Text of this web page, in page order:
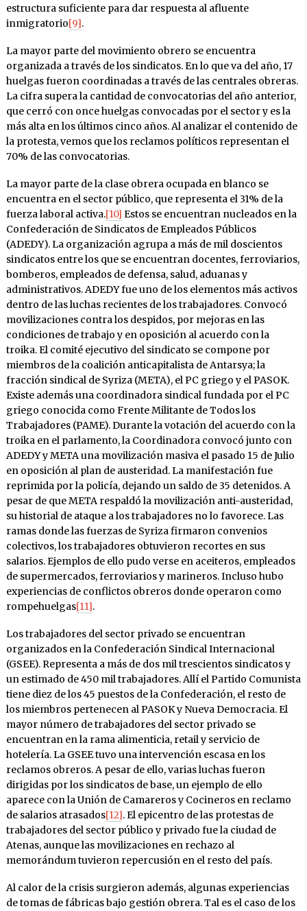
estructura suficiente para dar respuesta al afluente
inmigratorio[9].
La mayor parte del movimiento obrero se encuentra
organizada a través de los sindicatos. En lo que va del año, 17
huelgas fueron coordinadas a través de las centrales obreras.
La cifra supera la cantidad de convocatorias del año anterior,
que cerró con once huelgas convocadas por el sector y es la
más alta en los últimos cinco años. Al analizar el contenido de
la protesta, vemos que los reclamos políticos representan el
70% de las convocatorias.
La mayor parte de la clase obrera ocupada en blanco se
encuentra en el sector público, que representa el 31% de la
fuerza laboral activa.[10] Estos se encuentran nucleados en la
Confederación de Sindicatos de Empleados Públicos
(ADEDY). La organización agrupa a más de mil doscientos
sindicatos entre los que se encuentran docentes, ferroviarios,
bomberos, empleados de defensa, salud, aduanas y
administrativos. ADEDY fue uno de los elementos más activos
dentro de las luchas recientes de los trabajadores. Convocó
movilizaciones contra los despidos, por mejoras en las
condiciones de trabajo y en oposición al acuerdo con la
troika. El comité ejecutivo del sindicato se compone por
miembros de la coalición anticapitalista de Antarsya; la
fracción sindical de Syriza (META), el PC griego y el PASOK.
Existe además una coordinadora sindical fundada por el PC
griego conocida como Frente Militante de Todos los
Trabajadores (PAME). Durante la votación del acuerdo con la
troika en el parlamento, la Coordinadora convocó junto con
ADEDY y META una movilización masiva el pasado 15 de Julio
en oposición al plan de austeridad. La manifestación fue
reprimida por la policía, dejando un saldo de 35 detenidos. A
pesar de que META respaldó la movilización anti-austeridad,
su historial de ataque a los trabajadores no lo favorece. Las
ramas donde las fuerzas de Syriza firmaron convenios
colectivos, los trabajadores obtuvieron recortes en sus
salarios. Ejemplos de ello pudo verse en aceiteros, empleados
de supermercados, ferroviarios y marineros. Incluso hubo
experiencias de conflictos obreros donde operaron como
rompehuelgas[11].
Los trabajadores del sector privado se encuentran
organizados en la Confederación Sindical Internacional
(GSEE). Representa a más de dos mil trescientos sindicatos y
un estimado de 450 mil trabajadores. Allí el Partido Comunista
tiene diez de los 45 puestos de la Confederación, el resto de
los miembros pertenecen al PASOK y Nueva Democracia. El
mayor número de trabajadores del sector privado se
encuentran en la rama alimenticia, retail y servicio de
hotelería. La GSEE tuvo una intervención escasa en los
reclamos obreros. A pesar de ello, varias luchas fueron
dirigidas por los sindicatos de base, un ejemplo de ello
aparece con la Unión de Camareros y Cocineros en reclamo
de salarios atrasados[12]. El epicentro de las protestas de
trabajadores del sector público y privado fue la ciudad de
Atenas, aunque las movilizaciones en rechazo al
memorándum tuvieron repercusión en el resto del país.
Al calor de la crisis surgieron además, algunas experiencias
de tomas de fábricas bajo gestión obrera. Tal es el caso de los